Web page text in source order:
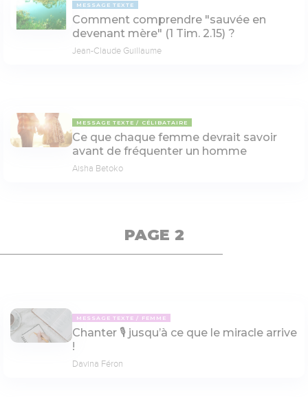
MESSAGE TEXTE
Comment comprendre "sauvée en
devenant mère" (1 Tim. 2.15) ?
Jean-Claude Guillaume
MESSAGE TEXTE CÉLIBATAIRE
Ce que chaque femme devrait savoir
avant de fréquenter un homme
Aisha Betoko
PAGE 2
MESSAGE TEXTE FEMME
Chanter 🎙 jusqu’à ce que le miracle arrive
!
Davina Féron